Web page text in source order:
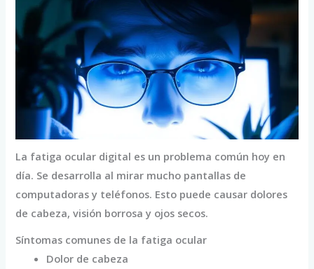
La fatiga ocular digital es un problema común hoy en
día. Se desarrolla al mirar mucho pantallas de
computadoras y teléfonos. Esto puede causar dolores
de cabeza, visión borrosa y ojos secos.
Síntomas comunes de la fatiga ocular
Dolor de cabeza